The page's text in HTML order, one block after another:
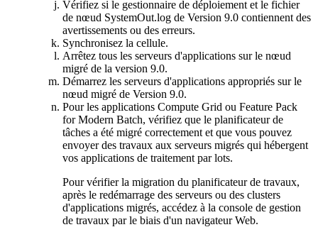
Vérifiez si le gestionnaire de déploiement et le fichier
de nœud SystemOut.log de Version 9.0 contiennent des
avertissements ou des erreurs.
Synchronisez la cellule.
Arrêtez tous les serveurs d'applications sur le nœud
migré de la version 9.0.
Démarrez les serveurs d'applications appropriés sur le
nœud migré de Version 9.0.
Pour les applications Compute Grid ou Feature Pack
for Modern Batch, vérifiez que le planificateur de
tâches a été migré correctement et que vous pouvez
envoyer des travaux aux serveurs migrés qui hébergent
vos applications de traitement par lots.
Pour vérifier la migration du planificateur de travaux,
après le redémarrage des serveurs ou des clusters
d'applications migrés, accédez à la console de gestion
de travaux par le biais d'un navigateur Web.